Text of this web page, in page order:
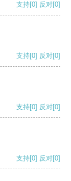
支持[0] 反对[0]
支持[0] 反对[0]
支持[0] 反对[0]
支持[0] 反对[0]